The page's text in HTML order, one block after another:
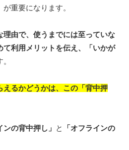
が重要になります。
理由で、使うまでには至っていな
て利用メリットを伝え、「いかが
えるかどうかは、この「背中押
ンの背中押し」 と
「オフラインの